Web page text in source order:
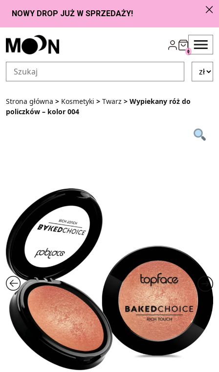
Przejdź do zawartości
0
Strona główna > Kosmetyki > Twarz > Wypiekany róż do
policzków – kolor 004